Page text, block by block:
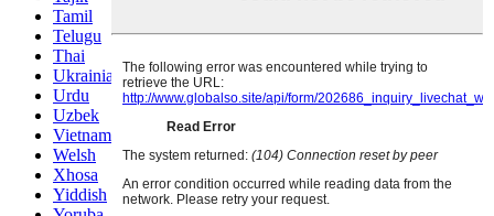
Tamil
Telugu
Thai
Ukrainian
Urdu
Uzbek
Vietnamese
Welsh
Xhosa
Yiddish